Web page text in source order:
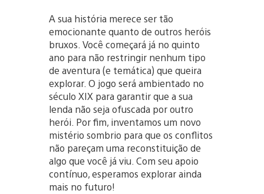
A sua história merece ser tão
emocionante quanto de outros heróis
bruxos. Você começará já no quinto
ano para não restringir nenhum tipo
de aventura (e temática) que queira
explorar. O jogo será ambientado no
século XIX para garantir que a sua
lenda não seja ofuscada por outro
herói. Por fim, inventamos um novo
mistério sombrio para que os conflitos
não pareçam uma reconstituição de
algo que você já viu. Com seu apoio
contínuo, esperamos explorar ainda
mais no futuro!